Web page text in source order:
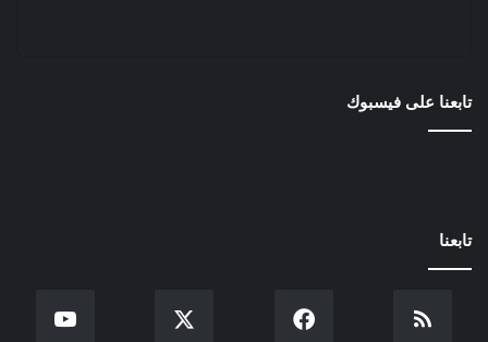
تابعنا على فيسبوك
تابعنا